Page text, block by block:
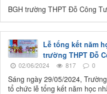
BGH trường THPT Đỗ Công
Lễ tổng kết năm
trường THPT Đỗ
02/06/2024 817 0
Sáng ngày 29/05/2024,
tổ chức lễ tổng kết năm học